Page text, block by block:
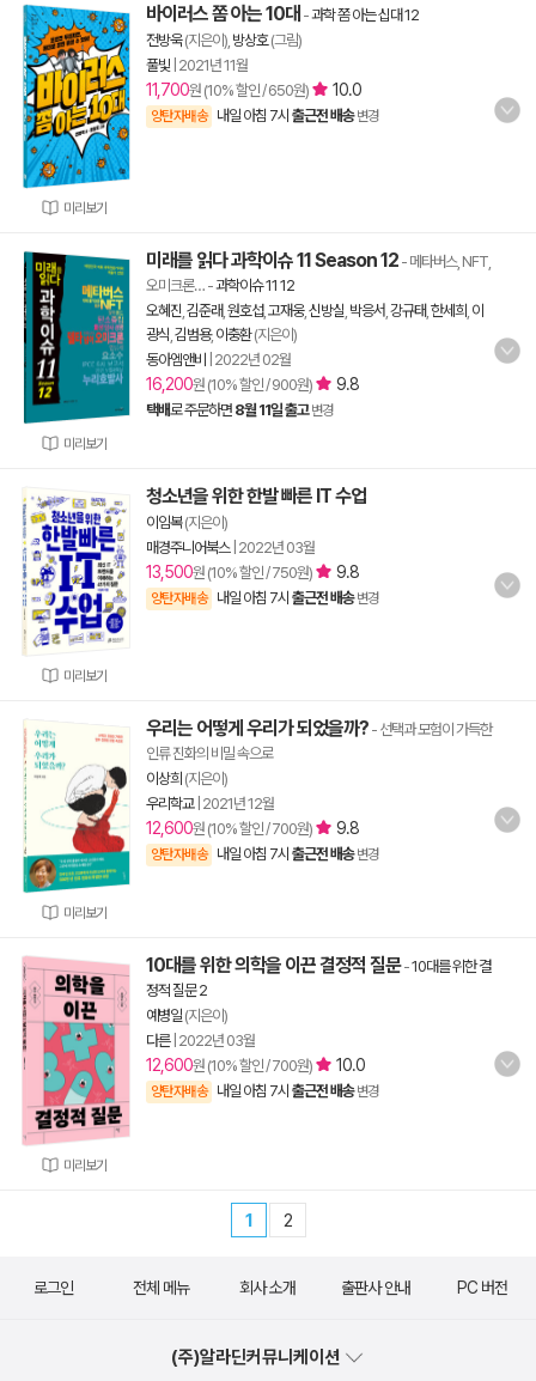
미리보기
바이러스 쫌 아는 10대 -과학 쫌 아는 십대 12
전방욱(지은이), 방상호(그림)
풀빛 2021년 11월
11,700원 (10% 할인 / 650원) 10.0
양탄자배송 내일 아침 7시 출근전 배송 변경
미리보기
미래를 읽다 과학이슈 11 Season 12 - 메타버스, NFT,
오미크론… -과학이슈 11 12
오혜진 김준래 원호섭, 고재웅, 신방실 박응서 강규태 한세희 이
광식 김범용, 이충환(지은이)
동아엠앤비
2022년 02월
16,200원 (10% 할인 / 900원) 9.8
택배로 주문하면 8월 11일 출고 변경
미리보기
청소년을 위한 한발 빠른 IT 수업
이임복(지은이)
매경주니어북스| 2022년 03월
13,500원 (10% 할인 / 750원) 9.8
양탄자배송 내일 아침 7시 출근전 배송 변경
미리보기
우리는 어떻게 우리가 되었을까? - 선택과 모험이 가득한
인류 진화의 비밀 속으로
이상희 (지은이)
우리학교| 2021년 12월
12,600원 (10% 할인 / 700원) 9.8
양탄자배송 내일 아침 7시 출근전 배송 변경
미리보기
10대를 위한 의학을 이끈 결정적 질문-10대를 위한 결
정적 질문 2
예병일 (지은이)
다른| 2022년 03월
12,600원 (10% 할인 / 700원) 10.0
양탄자배송 내일 아침 7시 출근전 배송 변경
1 2
로그인 전체 메뉴 회사 소개 출판사 안내 PC 버전
(주)알라딘커뮤니케이션